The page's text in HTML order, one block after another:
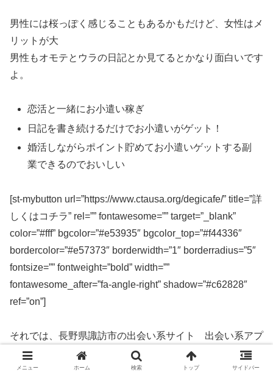
男性には桜っぽく感じることもあるかもだけど、女性はメ
リットが大
男性もオモテとウラの日記とか見てるとかなり面白いです
よ。
恋活と一緒にお小遣い稼ぎ
日記を書き続けるだけでお小遣いがゲット！
婚活しながらポイント貯めてお小遣いゲットする副
業できるのでおいしい
[st-mybutton url=”https://www.ctausa.org/degicafe/” title=”詳
しくはコチラ” rel=”” fontawesome=”” target=”_blank”
color=”#fff” bgcolor=”#e53935″ bgcolor_top=”#f44336″
bordercolor=”#e57373″ borderwidth=”1″ borderradius=”5″
fontsize=”” fontweight=”bold” width=””
fontawesome_after=”fa-angle-right” shadow=”#c62828″
ref=”on”]
それでは、長野県諏訪市の出会い系サイト 出会い系アプ
リを実際に使ってみた感想などを解説します。
メニュー ホーム 検索 トップ サイドバー